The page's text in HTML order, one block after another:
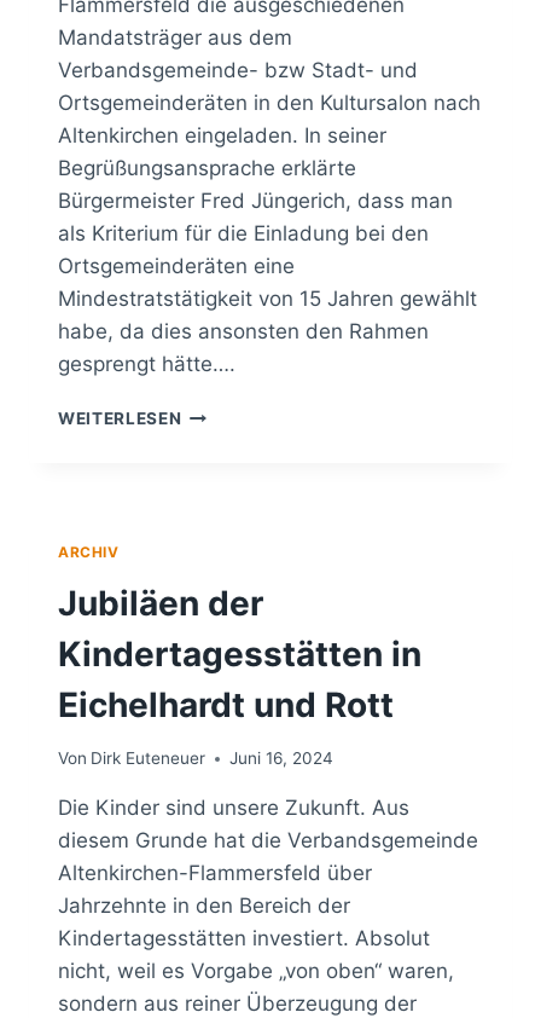
Mandatsträger aus dem
Verbandsgemeinde- bzw Stadt- und
Ortsgemeinderäten in den Kultursalon nach
Altenkirchen eingeladen. In seiner
Begrüßungsansprache erklärte
Bürgermeister Fred Jüngerich, dass man
als Kriterium für die Einladung bei den
Ortsgemeinderäten eine
Mindestratstätigkeit von 15 Jahren gewählt
habe, da dies ansonsten den Rahmen
gesprengt hätte….
WEITERLESEN VERABSCHIEDUNG
ARCHIV
Jubiläen der
Kindertagesstätten in
Eichelhardt und Rott
Von Dirk Euteneuer Juni 16, 2024
Die Kinder sind unsere Zukunft. Aus
diesem Grunde hat die Verbandsgemeinde
Altenkirchen-Flammersfeld über
Jahrzehnte in den Bereich der
Kindertagesstätten investiert. Absolut
nicht, weil es Vorgabe „von oben“ waren,
sondern aus reiner Überzeugung der